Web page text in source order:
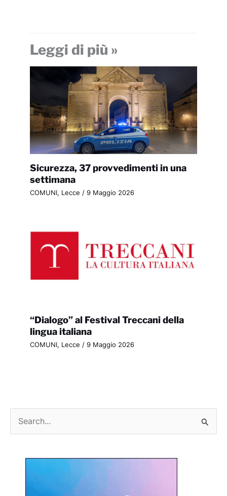
Leggi di più »
Sicurezza, 37 provvedimenti in una
settimana
COMUNI, Lecce / 9 Maggio 2026
“Dialogo” al Festival Treccani della
lingua italiana
COMUNI, Lecce / 9 Maggio 2026